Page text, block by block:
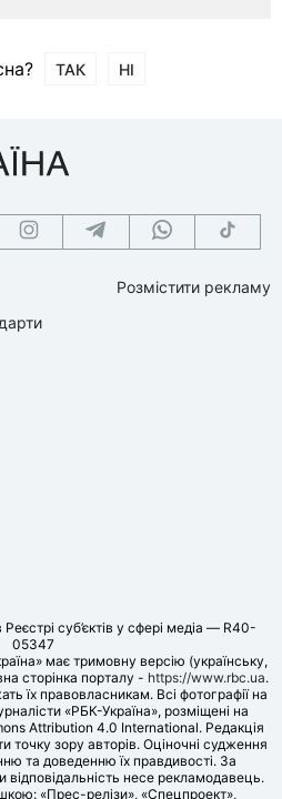
ТАК НІ
Розмістити рекламу
суб’єктів у сфері медіа — R40-
05347
має тримовну версію (українську,
сторінка порталу - https://www.rbc.ua.
їх правовласникам. Всі фотографії на
«РБК-Україна», розміщені на
Attribution 4.0 International. Редакція
точку зору авторів. Оціночні судження
та доведенню їх правдивості. За
відповідальність несе рекламодавець.
«Прес-релізи», «Спецпроект»,